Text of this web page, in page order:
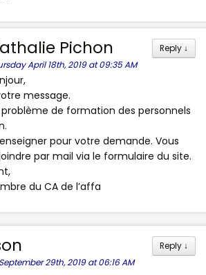
Reply ↓
Pichon
April 18th, 2019 at 09:35 AM
message.
problème de formation des personnels
pour votre demande. Vous
par mail via le formulaire du site.
du CA de l’affa
Reply ↓
29th, 2019 at 06:16 AM